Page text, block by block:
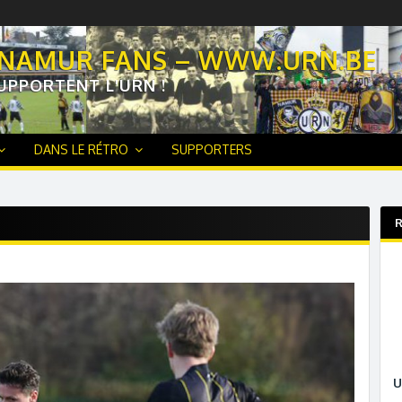
FANS – WWW.URN.BE
L'URN !
DANS LE RÉTRO SUPPORTERS